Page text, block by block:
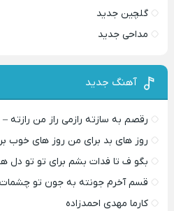
گلچین جدید
مداحی جدید
آهنگ جدید
رقصم به سازته رازمی راز من رازته –
روز های بد برای من روز های خوب
بگو ف تا فدات بشم برای تو تو دل
قسم آخرم جونته به جون تو
کارما مهدی احمدزاده